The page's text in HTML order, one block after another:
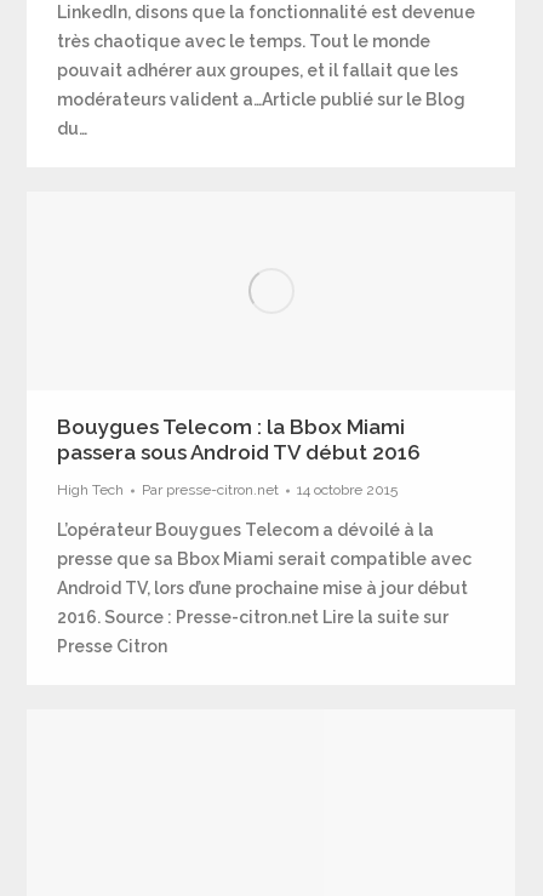
LinkedIn, disons que la fonctionnalité est devenue
très chaotique avec le temps. Tout le monde
pouvait adhérer aux groupes, et il fallait que les
modérateurs valident a…Article publié sur le Blog
du…
Bouygues Telecom : la Bbox Miami
passera sous Android TV début 2016
High Tech Par presse-citron.net 14 octobre 2015
L’opérateur Bouygues Telecom a dévoilé à la
presse que sa Bbox Miami serait compatible avec
Android TV, lors d’une prochaine mise à jour début
2016. Source : Presse-citron.net Lire la suite sur
Presse Citron